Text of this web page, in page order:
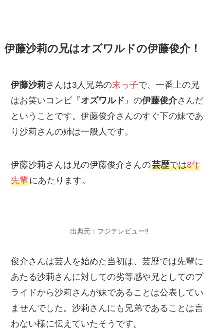
伊藤沙莉の兄はオズワルドの伊藤俊介！
伊藤沙莉さんは3人兄弟の末っ子で、一番上の兄
はお笑いコンビ『オズワルド 』の伊藤俊介さんだ
ということです。伊藤俊介さんのすぐ下の妹であ
り沙莉さんの姉は一般人です。
伊藤沙莉さんは兄の伊藤俊介さんの芸歴では8年
先輩にあたります。
出典元：フジテレビュー‼
俊介さんは芸人を始めた当初は、芸歴では先輩に
あたる沙莉さんに対しての劣等感や兄としてのプ
ライドから沙莉さんが妹であることは公表してい
ませんでした。沙莉さんにも兄弟であることは言
わない様に伝えていたそうです。